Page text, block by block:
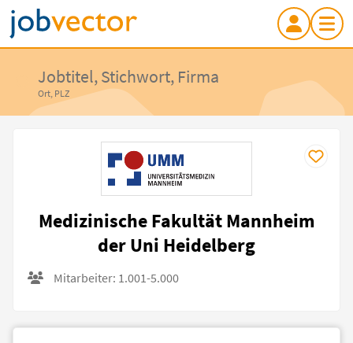
Jobtitel, Stichwort, Firma
Ort, PLZ
Medizinische Fakultät Mannheim
der Uni Heidelberg
Mitarbeiter: 1.001-5.000